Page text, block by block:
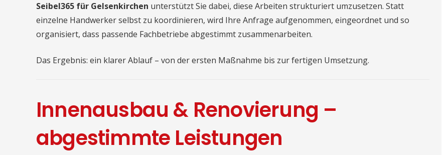
Seibel365 für Gelsenkirchen unterstützt Sie dabei, diese Arbeiten strukturiert umzusetzen. Statt
einzelne Handwerker selbst zu koordinieren, wird Ihre Anfrage aufgenommen, eingeordnet und so
organisiert, dass passende Fachbetriebe abgestimmt zusammenarbeiten.
Das Ergebnis: ein klarer Ablauf – von der ersten Maßnahme bis zur fertigen Umsetzung.
Innenausbau & Renovierung –
abgestimmte Leistungen